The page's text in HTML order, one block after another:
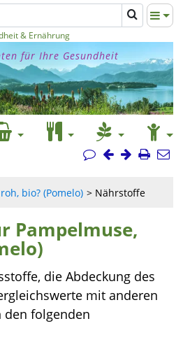
& Ernährung
für Ihre Gesundheit
bio? (Pomelo) Nährstoffe
Pampelmuse,
die Abdeckung des
mit anderen
den folgenden